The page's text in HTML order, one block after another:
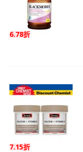
6.78折
7.15折